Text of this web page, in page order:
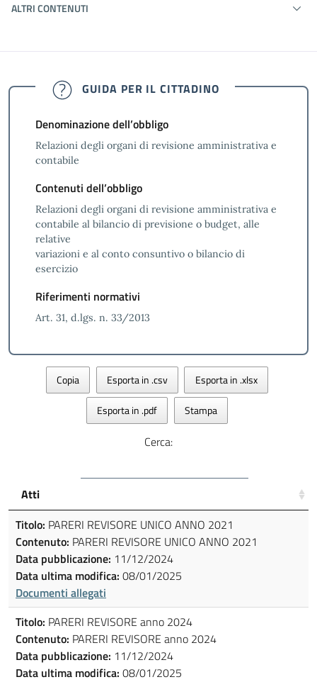
ALTRI CONTENUTI
GUIDA PER IL CITTADINO
Denominazione dell’obbligo
Relazioni degli organi di revisione amministrativa e
contabile
Contenuti dell’obbligo
Relazioni degli organi di revisione amministrativa e
contabile al bilancio di previsione o budget, alle
relative
variazioni e al conto consuntivo o bilancio di
esercizio
Riferimenti normativi
Art. 31, d.lgs. n. 33/2013
Copia Esporta in .csv Esporta in .xlsx
Esporta in .pdf Stampa
Cerca:
Atti
Titolo: PARERI REVISORE UNICO ANNO 2021
Contenuto: PARERI REVISORE UNICO ANNO 2021
Data pubblicazione: 11/12/2024
Data ultima modifica: 08/01/2025
Documenti allegati
Titolo: PARERI REVISORE anno 2024
Contenuto: PARERI REVISORE anno 2024
Data pubblicazione: 11/12/2024
Data ultima modifica: 08/01/2025